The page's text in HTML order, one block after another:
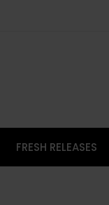
FRESH RELEASES